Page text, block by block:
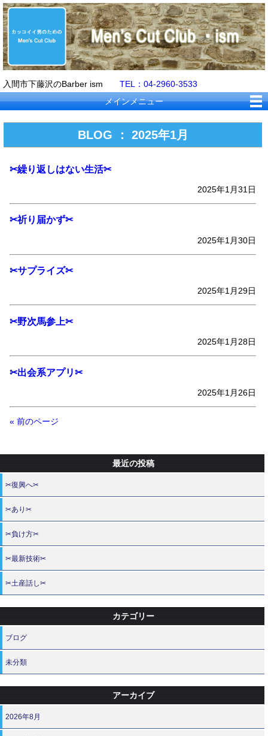
入間市下藤沢のBarber ism TEL：04-2960-3533
メインメニュー
BLOG ： 2025年1月
✂繰り返しはない生活✂
2025年1月31日
✂祈り届かず✂
2025年1月30日
✂サプライズ✂
2025年1月29日
✂野次馬参上✂
2025年1月28日
✂出会系アプリ✂
2025年1月26日
« 前のページ
最近の投稿
✂復興へ✂
✂あり✂
✂負け方✂
✂最新技術✂
✂土産話し✂
カテゴリー
ブログ
未分類
アーカイブ
2026年8月